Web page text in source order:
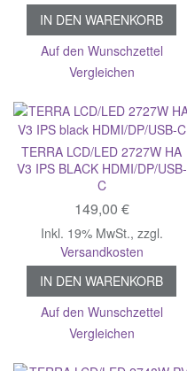
IN DEN WARENKORB
Auf den Wunschzettel
Vergleichen
TERRA LCD/LED 2727W HA
V3 IPS BLACK HDMI/DP/USB-
C
149,00 €
Inkl. 19% MwSt., zzgl.
Versandkosten
IN DEN WARENKORB
Auf den Wunschzettel
Vergleichen